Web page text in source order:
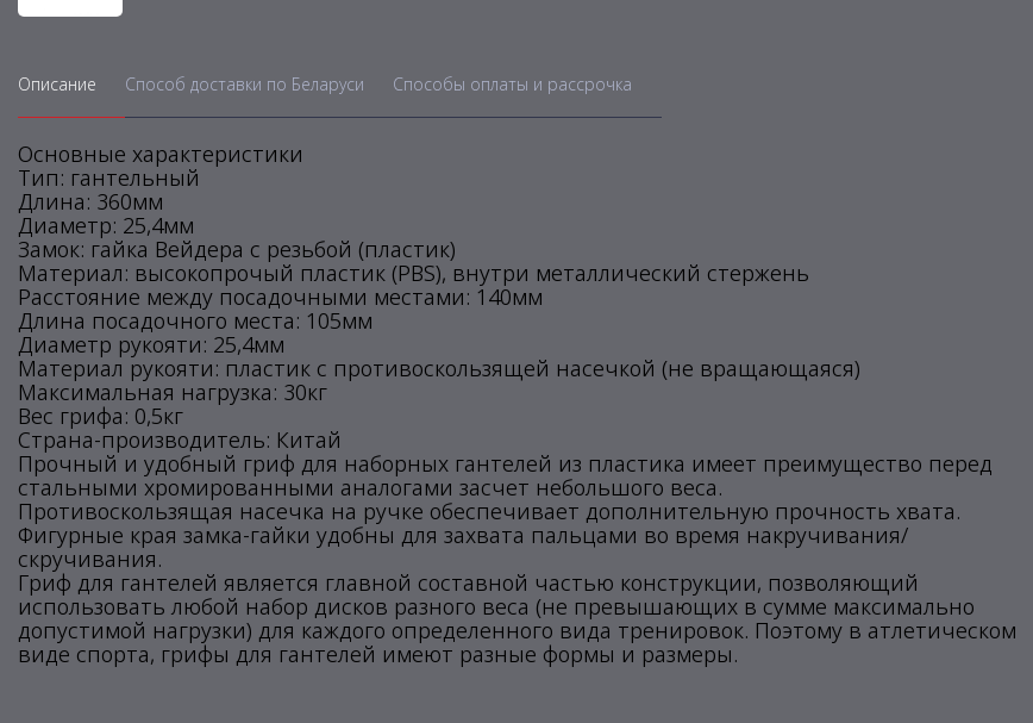
Описание Способ доставки по Беларуси Способы оплаты и рассрочка
Основные характеристики
Тип: гантельный
Длина: 360мм
Диаметр: 25,4мм
Замок: гайка Вейдера с резьбой (пластик)
Материал: высокопрочый пластик (PBS), внутри металлический стержень
Расстояние между посадочными местами: 140мм
Длина посадочного места: 105мм
Диаметр рукояти: 25,4мм
Материал рукояти: пластик с противоскользящей насечкой (не вращающаяся)
Максимальная нагрузка: 30кг
Вес грифа: 0,5кг
Страна-производитель: Китай
Прочный и удобный гриф для наборных гантелей из пластика имеет преимущество перед
стальными хромированными аналогами засчет небольшого веса.
Противоскользящая насечка на ручке обеспечивает дополнительную прочность хвата.
Фигурные края замка-гайки удобны для захвата пальцами во время накручивания/
скручивания.
Гриф для гантелей является главной составной частью конструкции, позволяющий
использовать любой набор дисков разного веса (не превышающих в сумме максимально
допустимой нагрузки) для каждого определенного вида тренировок. Поэтому в атлетическом
виде спорта, грифы для гантелей имеют разные формы и размеры.